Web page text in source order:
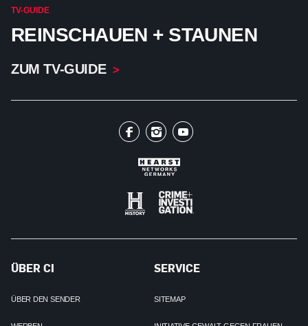
TV-GUIDE
REINSCHAUEN + STAUNEN
ZUM TV-GUIDE
ÜBER CI
ÜBER DEN SENDER
SERVICE
SITEMAP